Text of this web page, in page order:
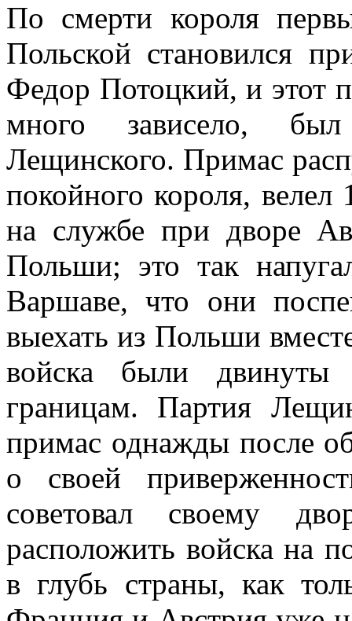
По смерти короля
Польской становился
Федор Потоцкий, и этот
много зависело, был
Лещинского. Примас
покойного короля,
на службе при дворе
Польши; это так
Варшаве, что они
выехать из Польши
войска были
границам. Партия
примас однажды после
о своей
советовал своему
расположить войска на
в глубь страны, как